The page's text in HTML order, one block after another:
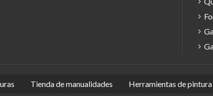
Tienda de manualidades Herramientas de pintura